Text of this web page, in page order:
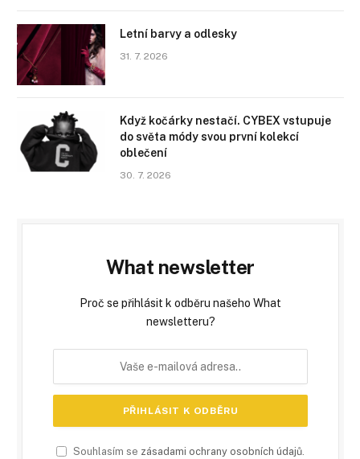
Letní barvy a odlesky
31. 7. 2026
Když kočárky nestačí. CYBEX vstupuje
do světa módy svou první kolekcí
oblečení
30. 7. 2026
What newsletter
Proč se přihlásit k odběru našeho What
newsletteru?
Souhlasím se zásadami ochrany osobních údajů.